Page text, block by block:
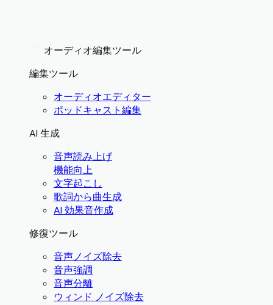
オーディオ編集ツール
編集ツール
オーディオエディター
ポッドキャスト編集
AI 生成
音声読み上げ
機能向上
文字起こし
歌詞から曲生成
AI 効果音作成
修復ツール
音声ノイズ除去
音声強調
音声分離
ウィンド ノイズ除去